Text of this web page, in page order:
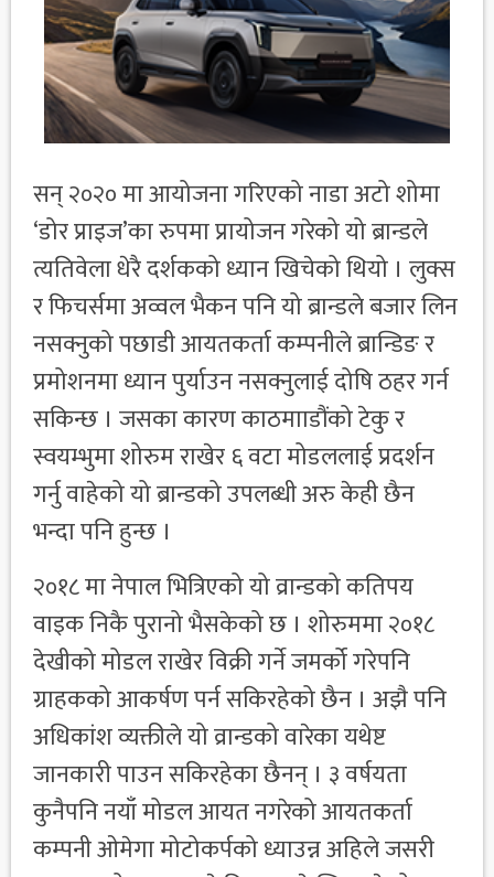
सन् २०२० मा आयोजना गरिएको नाडा अटो शोमा
‘डोर प्राइज’का रुपमा प्रायोजन गरेको यो ब्रान्डले
त्यतिवेला धेरै दर्शकको ध्यान खिचेको थियो । लुक्स
र फिचर्समा अव्वल भैकन पनि यो ब्रान्डले बजार लिन
नसक्नुको पछाडी आयतकर्ता कम्पनीले ब्रान्डिङ र
प्रमोशनमा ध्यान पुर्याउन नसक्नुलाई दोषि ठहर गर्न
सकिन्छ । जसका कारण काठमााडौंको टेकु र
स्वयम्भुमा शोरुम राखेर ६ वटा मोडललाई प्रदर्शन
गर्नु वाहेको यो ब्रान्डको उपलब्धी अरु केही छैन
भन्दा पनि हुन्छ ।
२०१८ मा नेपाल भित्रिएको यो व्रान्डको कतिपय
वाइक निकै पुरानो भैसकेको छ । शोरुममा २०१८
देखीको मोडल राखेर विक्री गर्ने जमर्को गरेपनि
ग्राहकको आकर्षण पर्न सकिरहेको छैन । अझै पनि
अधिकांश व्यक्तीले यो व्रान्डको वारेका यथेष्ट
जानकारी पाउन सकिरहेका छैनन् । ३ वर्षयता
कुनैपनि नयाँ मोडल आयत नगरेको आयतकर्ता
कम्पनी ओमेगा मोटोकर्पको ध्याउन्न अहिले जसरी